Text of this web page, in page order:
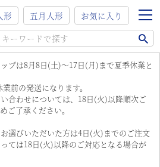
形 五月人形 お気に入り
プは8月8日(土)～17日(月)まで夏季休業と
前の発送になります。
合わせについては、18日(火)以降順次ご
ご了承ください。
選びいただいた方は4日(火)までのご注文
ては18日(火)以降のご対応となる場合が
示